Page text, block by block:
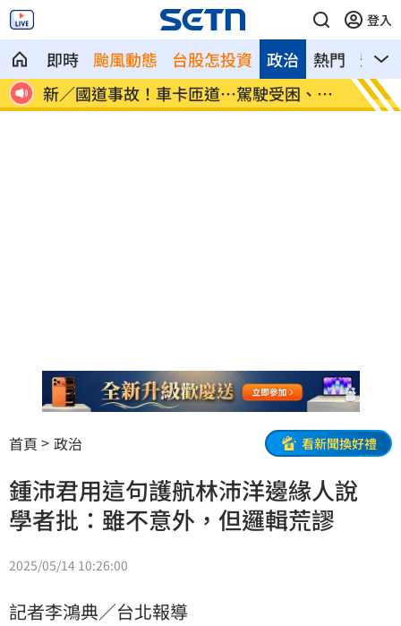
登入
即時 颱風動態 台股怎投資 熱門 影音
政治
昏
7縣市大雨特報開轟 白海豚減慢、雨炸3
天
國道
醫
首頁 政治 看新聞換好禮
鍾沛君用這句護航林沛洋邊緣人說
學者批：雖不意外，但邏輯荒謬
2025/05/14 10:26:00
記者李鴻典／台北報導